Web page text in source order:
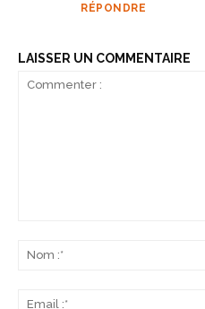
RÉPONDRE
LAISSER UN COMMENTAIRE